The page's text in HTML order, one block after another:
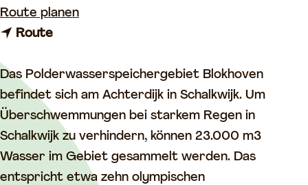
a
g
Das Polderwasserspeichergebiet Blokhoven
befindet sich am Achterdijk in Schalkwijk. Um
Überschwemmungen bei starkem Regen in
Schalkwijk zu verhindern, können 23.000 m3
Wasser im Gebiet gesammelt werden. Das
entspricht etwa zehn olympischen
Route planenb
I
n
u
n
d
i
Routeb
s
n
u
n
d